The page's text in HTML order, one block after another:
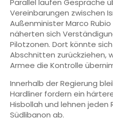
Parallel laufen Gespräche
Vereinbarungen zwischen
Außenminister Marco
näherten sich
Pilotzonen. Dort könnte
Abschnitten zurückziehen,
Armee die Kontrolle
Innerhalb der Regierung
Hardliner fordern ein
Hisbollah und lehnen jeden
Südlibanon ab.